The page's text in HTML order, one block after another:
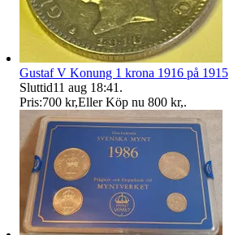
Gustaf V Konung 1 krona 1916 på 1915
Sluttid11 aug 18:41 .
Pris:700 kr,Eller Köp nu 800 kr,.